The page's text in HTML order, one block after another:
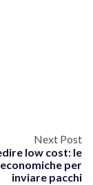
Next Post
low cost: le
per
inviare pacchi